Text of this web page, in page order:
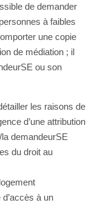
de demander
à faibles
une copie
de médiation ; il
ou son
les raisons de
d’une attribution
demandeurSE
du droit au
à un